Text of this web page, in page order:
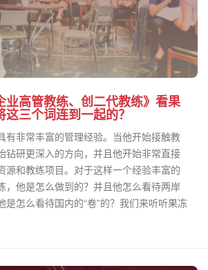
业高管教练、创二代教练》看果
三个词连到一起的？
有非常丰富的管理经验。当他开始接触教
钻研更深入的方向，并且他开始非常直接
源和教练项目。对于这样一个经验丰富的
，他是怎么做到的？并且他怎么看待两岸
是怎么看待国内的“卷”的？我们来听听果冻